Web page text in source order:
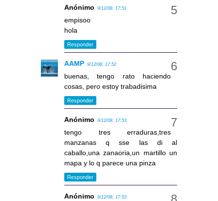
Anónimo 9/12/08, 17:51
empisoo
hola
Responder
AAMP 9/12/08, 17:52
buenas, tengo rato haciendo
cosas, pero estoy trabadisima
Responder
Anónimo 9/12/08, 17:53
tengo tres erraduras,tres
manzanas q sse las di al
caballo,una zanaoria,un martillo un
mapa y lo q parece una pinza
Responder
Anónimo 9/12/08, 17:53